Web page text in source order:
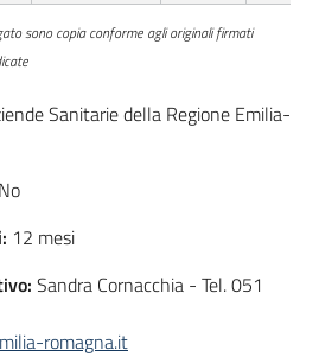
sono copia conforme agli originali firmati
Sanitarie della Regione Emilia-
No
12 mesi
Sandra Cornacchia - Tel. 051
romagna.it